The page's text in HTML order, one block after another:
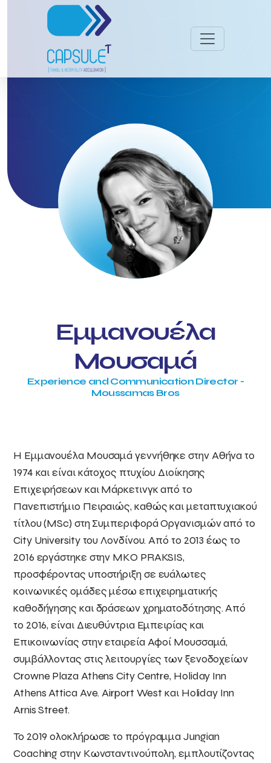
Εμμανουέλα
Μουσαμά
Experience and Communication Director -
Moussamas Bros
Η Εμμανουέλα Μουσαμά γεννήθηκε στην Αθήνα το
1974 και είναι κάτοχος πτυχίου Διοίκησης
Επιχειρήσεων και Μάρκετινγκ από το
Πανεπιστήμιο Πειραιώς, καθώς και μεταπτυχιακού
τίτλου (MSc) στη Συμπεριφορά Οργανισμών από το
City University του Λονδίνου. Από το 2013 έως το
2016 εργάστηκε στην ΜΚΟ PRAKSIS,
προσφέροντας υποστήριξη σε ευάλωτες
κοινωνικές ομάδες μέσω επιχειρηματικής
καθοδήγησης και δράσεων χρηματοδότησης. Από
το 2016, είναι Διευθύντρια Εμπειρίας και
Επικοινωνίας στην εταιρεία Αφοί Μουσσαμά,
συμβάλλοντας στις λειτουργίες των ξενοδοχείων
Crowne Plaza Athens City Centre, Holiday Inn
Athens Attica Ave. Airport West και Holiday Inn
Arnis Street.
Το 2019 ολοκλήρωσε το πρόγραμμα Jungian
Coaching στην Κωνσταντινούπολη, εμπλουτίζοντας